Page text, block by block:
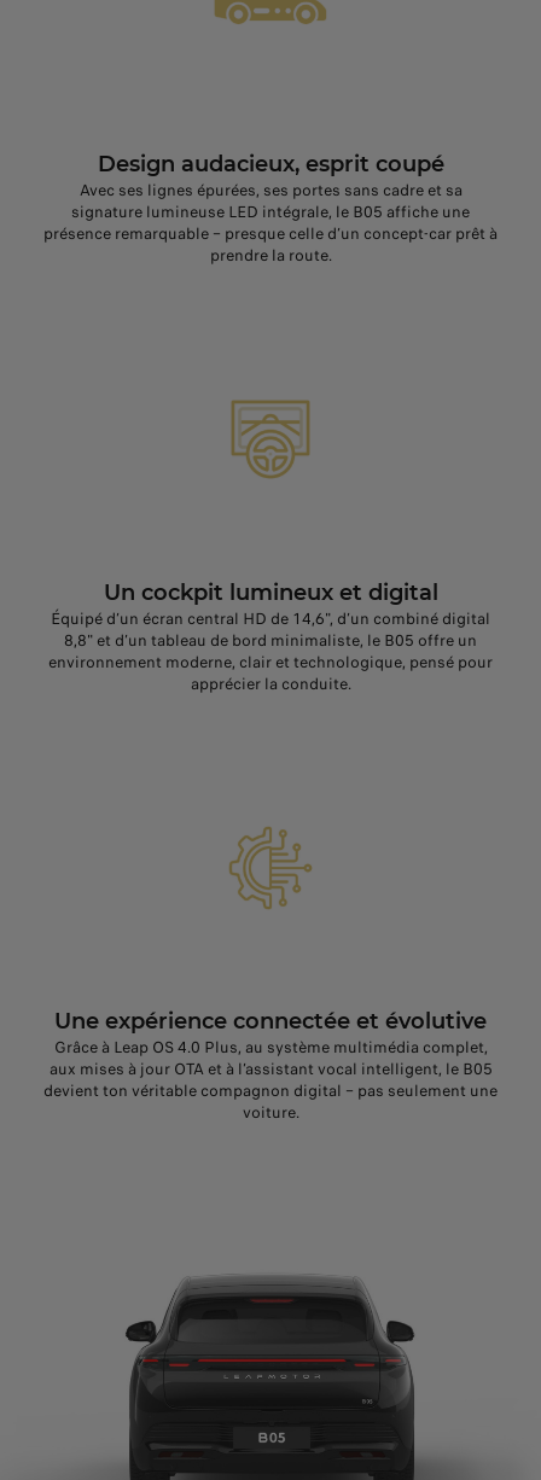
Design audacieux, esprit coupé
Avec ses lignes épurées, ses portes sans cadre et sa
signature lumineuse LED intégrale, le B05 affiche une
présence remarquable – presque celle d’un concept‑car prêt à
prendre la route.
Un cockpit lumineux et digital
Équipé d’un écran central HD de 14,6", d’un combiné digital
8,8" et d’un tableau de bord minimaliste, le B05 offre un
environnement moderne, clair et technologique, pensé pour
apprécier la conduite.
Une expérience connectée et évolutive
Grâce à Leap OS 4.0 Plus, au système multimédia complet,
aux mises à jour OTA et à l’assistant vocal intelligent, le B05
devient ton véritable compagnon digital – pas seulement une
voiture.